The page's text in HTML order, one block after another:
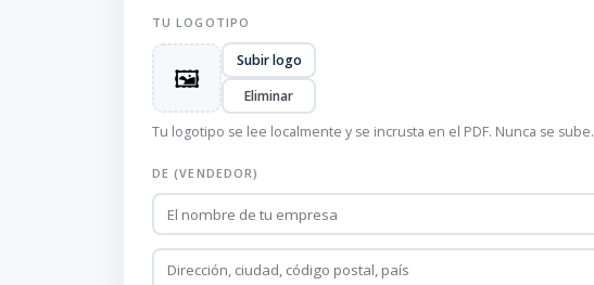
TU LOGOTIPO
🖼️
Subir logo
Eliminar
Tu logotipo se lee localmente y se incrusta en el PDF. Nunca se sube.
DE (VENDEDOR)